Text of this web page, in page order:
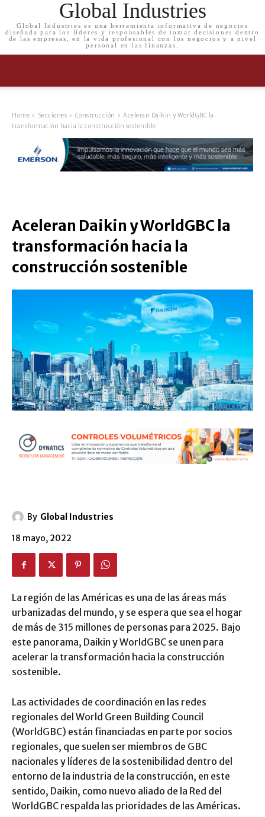
Global Industries
Global Industries es una herramienta informativa de negocios
diseñada para los líderes y responsables de tomar decisiones dentro
de las empresas, en la vida profesional con los negocios y a nivel
personal en las finanzas.
Home Secciones Construcción
Aceleran Daikin y WorldGBC la
transformación hacia la construcción sostenible
Aceleran Daikin y WorldGBC la
transformación hacia la
construcción sostenible
By Global Industries
18 mayo, 2022
La región de las Américas es una de las áreas más
urbanizadas del mundo, y se espera que sea el hogar
de más de 315 millones de personas para 2025. Bajo
este panorama, Daikin y WorldGBC se unen para
acelerar la transformación hacia la construcción
sostenible.
Las actividades de coordinación en las redes
regionales del World Green Building Council
(WorldGBC) están financiadas en parte por socios
regionales, que suelen ser miembros de GBC
nacionales y líderes de la sostenibilidad dentro del
entorno de la industria de la construcción, en este
sentido, Daikin, como nuevo aliado de la Red del
WorldGBC respalda las prioridades de las Américas.